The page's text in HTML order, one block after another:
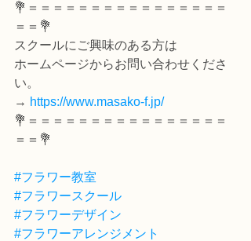
💐＝＝＝＝＝＝＝＝＝＝＝＝＝＝＝＝
＝＝💐
スクールにご興味のある方は
ホームページからお問い合わせくださ
い。
→ https://www.masako-f.jp/
💐＝＝＝＝＝＝＝＝＝＝＝＝＝＝＝＝
＝＝💐
#フラワー教室
#フラワースクール
#フラワーデザイン
#フラワーアレンジメント